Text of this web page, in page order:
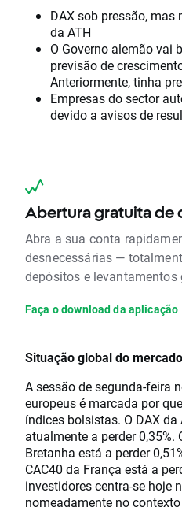
DAX sob pressão,
da ATH
O Governo alemão vai
previsão de
Anteriormente, tinha
Empresas do sector
devido a avisos de
Abertura gratuita de
Abra a sua conta
desnecessárias —
depósitos e levantamentos
Faça o download da aplicação
Situação global do
A sessão de segunda-feira
europeus é marcada por
índices bolsistas. O DAX
atualmente a perder 0,35%.
Bretanha está a perder
CAC40 da França está a
investidores centra-se hoje
nomeadamente no